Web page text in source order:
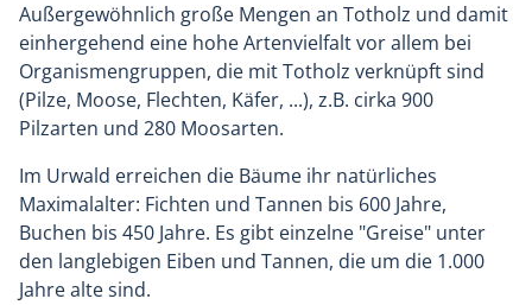
Außergewöhnlich große Mengen an Totholz und damit
einhergehend eine hohe Artenvielfalt vor allem bei
Organismengruppen, die mit Totholz verknüpft sind
(Pilze, Moose, Flechten, Käfer, ...), z.B. cirka 900
Pilzarten und 280 Moosarten.
Im Urwald erreichen die Bäume ihr natürliches
Maximalalter: Fichten und Tannen bis 600 Jahre,
Buchen bis 450 Jahre. Es gibt einzelne "Greise" unter
den langlebigen Eiben und Tannen, die um die 1.000
Jahre alte sind.